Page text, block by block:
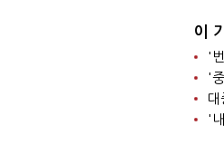
이
'
'
'